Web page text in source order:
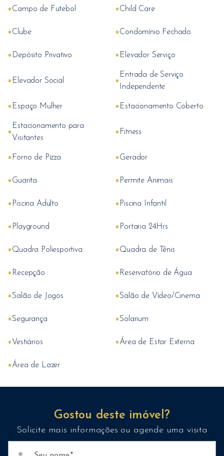
•Campo de Futebol •Child Care
•Clube •Condomínio Fechado
• Depósito Privativo • Elevador Serviço
• Elevador Social • Entrada de Serviço
Independente
• Espaço Mulher • Estacionamento Coberto
• Estacionamento para
Visitantes
• Fitness
• Forno de Pizza •Gerador
•Guarita • Permite Animais
• Piscina Adulto • Piscina Infantil
• Playground • Portaria 24Hrs
•Quadra Poliesportiva •Quadra de Tênis
• Recepção • Reservatório de Água
•Salão de Jogos •Salão de Vídeo/Cinema
•Segurança •Solarium
•Vestiários •Área de Estar Externa
•Área de Lazer
Gostou deste imóvel?
Solicite mais informações ou agende uma visita